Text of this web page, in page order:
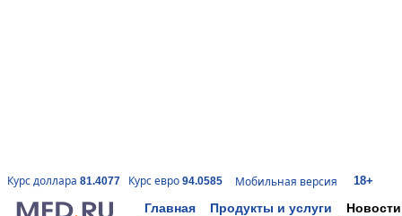
Курс доллара 81.4077 Курс евро 94.0585 Мобильная версия 18+
Главная Продукты и услуги Новости